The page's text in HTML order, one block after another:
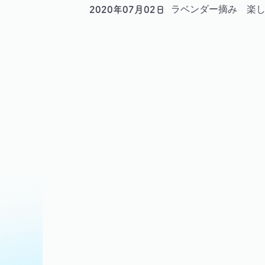
2020年07月02日 ラベンダー摘み 楽